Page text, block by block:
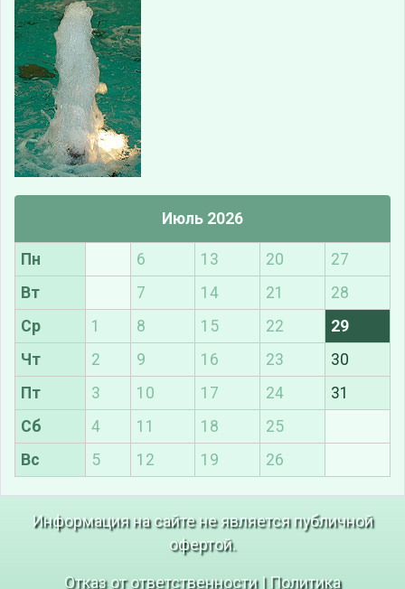
Июль 2026
Пн 6 13 20
27
Вт
7 14 21
28
Ср
1 8 15 22
29
Чт
2 9 16 23
30
Пт
3 10 17 24
31
Сб
4 11 18
25
Вс
5 12 19 26
Информация на сайте не является публичной
офертой.
Отказ от ответственности| Политика